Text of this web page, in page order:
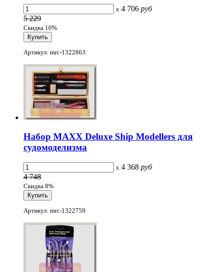
x 4 706 руб
5 229
Скидка 10%
Артикул: mrc-1322863
Набор MAXX Deluxe Ship Modellers для
судомоделизма
x 4 368 руб
4 748
Скидка 8%
Артикул: mrc-1322759